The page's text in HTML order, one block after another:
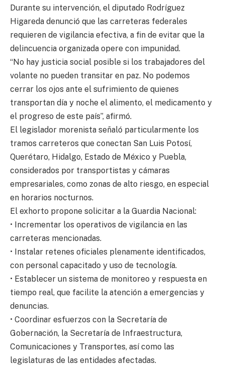
Durante su intervención, el diputado Rodríguez
Higareda denunció que las carreteras federales
requieren de vigilancia efectiva, a fin de evitar que la
delincuencia organizada opere con impunidad.
“No hay justicia social posible si los trabajadores del
volante no pueden transitar en paz. No podemos
cerrar los ojos ante el sufrimiento de quienes
transportan día y noche el alimento, el medicamento y
el progreso de este país”, afirmó.
El legislador morenista señaló particularmente los
tramos carreteros que conectan San Luis Potosí,
Querétaro, Hidalgo, Estado de México y Puebla,
considerados por transportistas y cámaras
empresariales, como zonas de alto riesgo, en especial
en horarios nocturnos.
El exhorto propone solicitar a la Guardia Nacional:
• Incrementar los operativos de vigilancia en las
carreteras mencionadas.
• Instalar retenes oficiales plenamente identificados,
con personal capacitado y uso de tecnología.
• Establecer un sistema de monitoreo y respuesta en
tiempo real, que facilite la atención a emergencias y
denuncias.
• Coordinar esfuerzos con la Secretaría de
Gobernación, la Secretaría de Infraestructura,
Comunicaciones y Transportes, así como las
legislaturas de las entidades afectadas.